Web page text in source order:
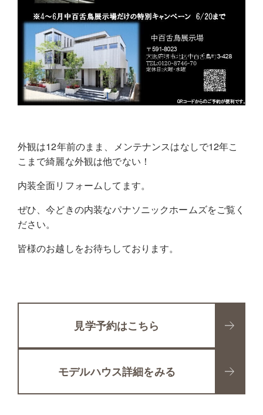
外観は12年前のまま、メンテナンスはなしで12年こ
こまで綺麗な外観は他でない！
内装全面リフォームしてます。
ぜひ、今どきの内装なパナソニックホームズをご覧く
ださい。
皆様のお越しをお待ちしております。
見学予約はこちら
モデルハウス詳細をみる